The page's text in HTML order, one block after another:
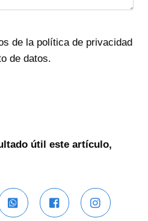
de la política de privacidad
de datos.
útil este artículo,